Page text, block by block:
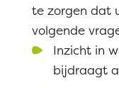
te zorgen dat
volgende
Inzicht in
bijdraagt